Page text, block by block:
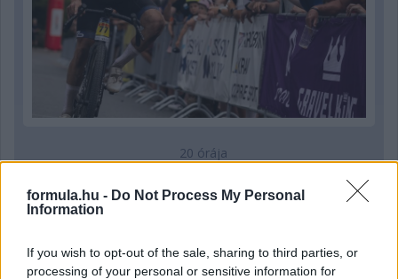
formula.hu - Do Not Process My Personal
Information
If you wish to opt-out of the sale, sharing to third parties, or
processing of your personal or sensitive information for
20 órája
Russellen